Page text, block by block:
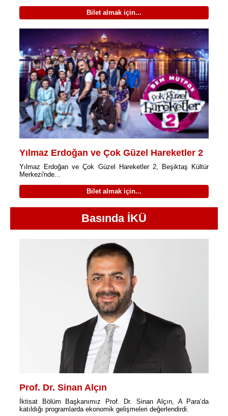
Bilet almak için...
Yılmaz Erdoğan ve Çok Güzel Hareketler 2
Yılmaz Erdoğan ve Çok Güzel Hareketler 2, Beşiktaş Kültür
Merkezi'nde...
Bilet almak için...
Basında İKÜ
Prof. Dr. Sinan Alçın
İktisat Bölüm Başkanımız Prof. Dr. Sinan Alçın, A Para’da
katıldığı programlarda ekonomik gelişmeleri değerlendirdi.